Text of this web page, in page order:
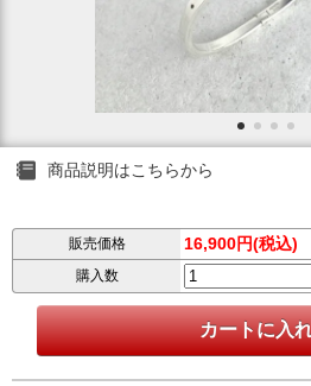
商品説明はこちらから
販売価格 16,900円(税込)
購入数